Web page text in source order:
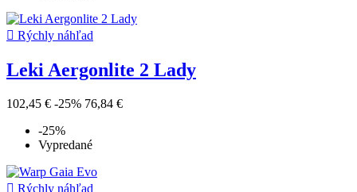
 Rýchly náhľad
Leki Aergonlite 2 Lady
102,45 € -25% 76,84 €
-25%
Vypredané
 Rýchly náhľad